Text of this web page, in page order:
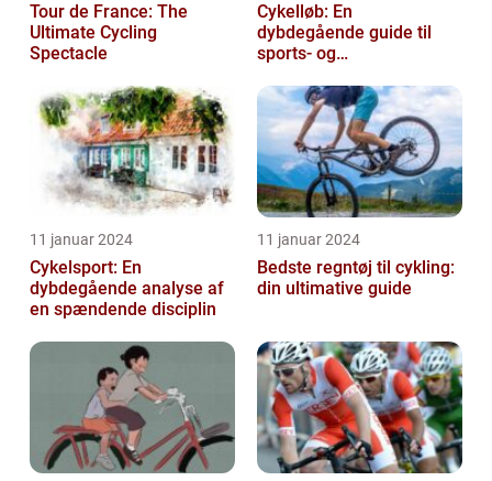
Tour de France: The
Ultimate Cycling
Spectacle
Cykelløb: En
dybdegående guide til
sports- og
11 januar 2024
Cykelsport: En
dybdegående analyse af
en spændende disciplin
11 januar 2024
Bedste regntøj til cykling:
din ultimative guide